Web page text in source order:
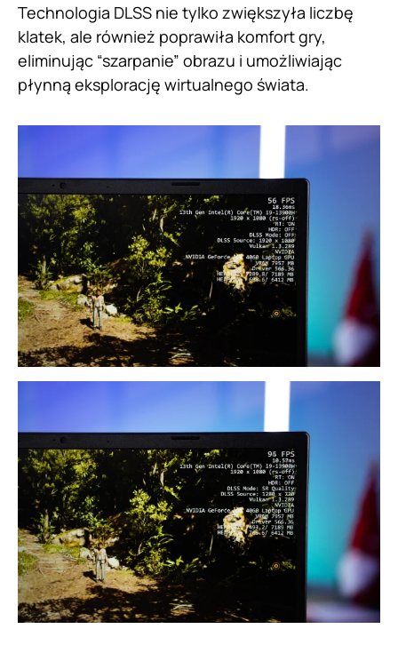
Technologia DLSS nie tylko zwiększyła liczbę
klatek, ale również poprawiła komfort gry,
eliminując “szarpanie” obrazu i umożliwiając
płynną eksplorację wirtualnego świata.